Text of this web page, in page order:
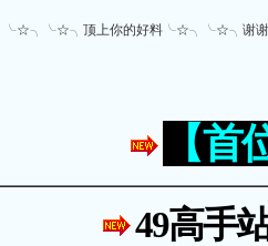
╰☆╮╰☆╮顶上你的好料╰☆╮╰☆╮谢
【
49高手